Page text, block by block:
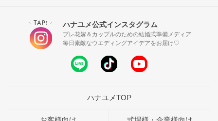
＼ TAP! ／ ハナユメ公式インスタグラム
プレ花嫁＆カップルのための結婚式準備メディア
毎日素敵なウエディングアイデアをお届け♡
ハナユメTOP